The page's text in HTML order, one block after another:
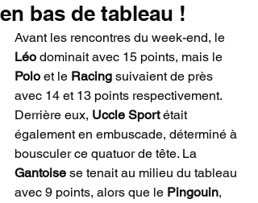
en bas de tableau !
Avant les rencontres du week-end, le
Léo dominait avec 15 points, mais le
Polo et le Racing suivaient de près
avec 14 et 13 points respectivement.
Derrière eux, Uccle Sport était
également en embuscade, déterminé à
bousculer ce quatuor de tête. La
Gantoise se tenait au milieu du tableau
avec 9 points, alors que le Pingouin,